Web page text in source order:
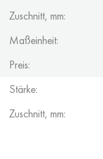
Zuschnitt, mm:
Maßeinheit:
Preis:
Stärke:
Zuschnitt, mm: